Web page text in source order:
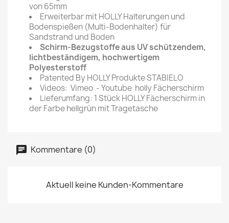
von 65mm
Erweiterbar mit HOLLY Halterungen und
Bodenspießen (Multi-Bodenhalter) für
Sandstrand und Boden
Schirm-Bezugstoffe aus UV schützendem,
lichtbeständigem, hochwertigem
Polyesterstoff
Patented By HOLLY Produkte STABIELO
Videos: Vimeo - Youtube holly Fächerschirm
Lieferumfang: 1 Stück HOLLY Fächerschirm in
der Farbe hellgrün mit Tragetasche
Kommentare (0)
Aktuell keine Kunden-Kommentare